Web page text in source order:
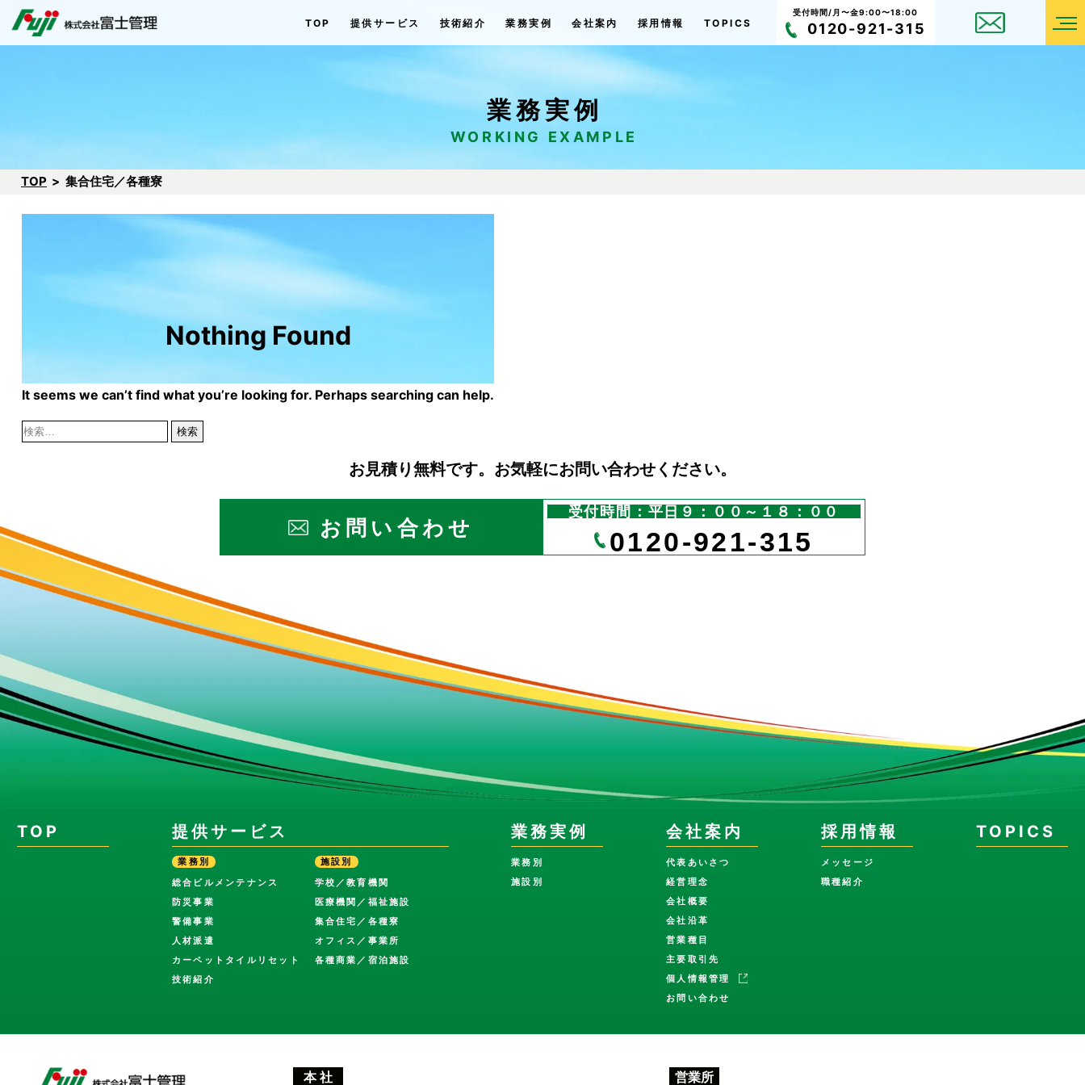
Skip
to
TOP 提供サービス 技術紹介 業務実例 会社案内 採用情報 TOPICS
受付時間/月〜金9:00〜18:00
0120-921-315
業務実例
WORKING EXAMPLE
TOP 集合住宅／各種寮
Nothing Found
It seems we can’t find what you’re looking for. Perhaps searching can help.
索:
お見積り無料です。お気軽にお問い合わせください。
お問い合わせ
受付時間：平日９：００～１８：００
0120-921-315
TOP 提供サービス
業務別
総合ビルメンテナンス
防災事業
警備事業
人材派遣
カーペットタイルリセット
技術紹介
施設別
学校／教育機関
医療機関／福祉施設
集合住宅／各種寮
オフィス／事業所
各種商業／宿泊施設
業務実例
業務別
施設別
TOPICS
会社案内
代表あいさつ
経営理念
会社概要
会社沿革
営業種目
主要取引先
個人情報管理
お問い合わせ
採用情報
メッセージ
職種紹介
本 社 営業所